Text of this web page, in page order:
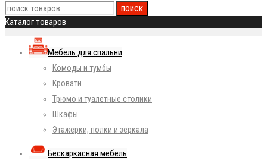
Каталог товаров
Мебель для спальни
Комоды и тумбы
Кровати
Трюмо и туалетные столики
Шкафы
Этажерки, полки и зеркала
Бескаркасная мебель